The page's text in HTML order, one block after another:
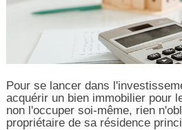
Pour se lancer dans
acquérir un bien immobilier pour
non l'occuper soi-même, rien
propriétaire de sa résidence